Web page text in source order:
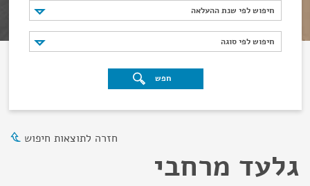
חיפוש לפי שנת ההעלאה
חיפוש לפי שנת ההעלאה
חיפוש לפי סוגה
חיפוש לפי סוגה
חפש
חזרה לתוצאות חיפוש
גלעד מרחבי